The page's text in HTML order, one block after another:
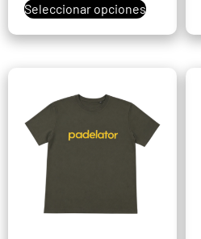
Seleccionar opciones